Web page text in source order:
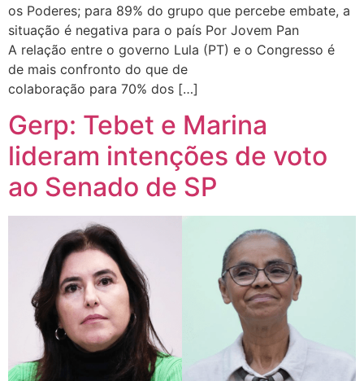
os Poderes; para 89% do grupo que percebe embate, a
situação é negativa para o país Por Jovem Pan
A relação entre o governo Lula (PT) e o Congresso é
de mais confronto do que de
colaboração para 70% dos […]
Gerp: Tebet e Marina
lideram intenções de voto
ao Senado de SP